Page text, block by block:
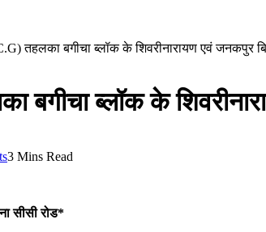
तहलका बगीचा ब्लॉक के शिवरीनारायण एवं जनकपुर
बगीचा ब्लॉक के
3 Mins Read
सीसी रोड*